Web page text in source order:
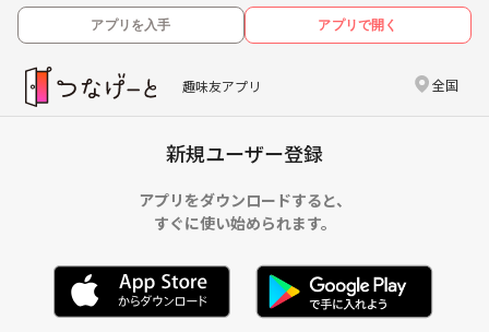
アプリを入手 アプリで開く
趣味友アプリ 全国
新規ユーザー登録
アプリをダウンロードすると、
すぐに使い始められます。